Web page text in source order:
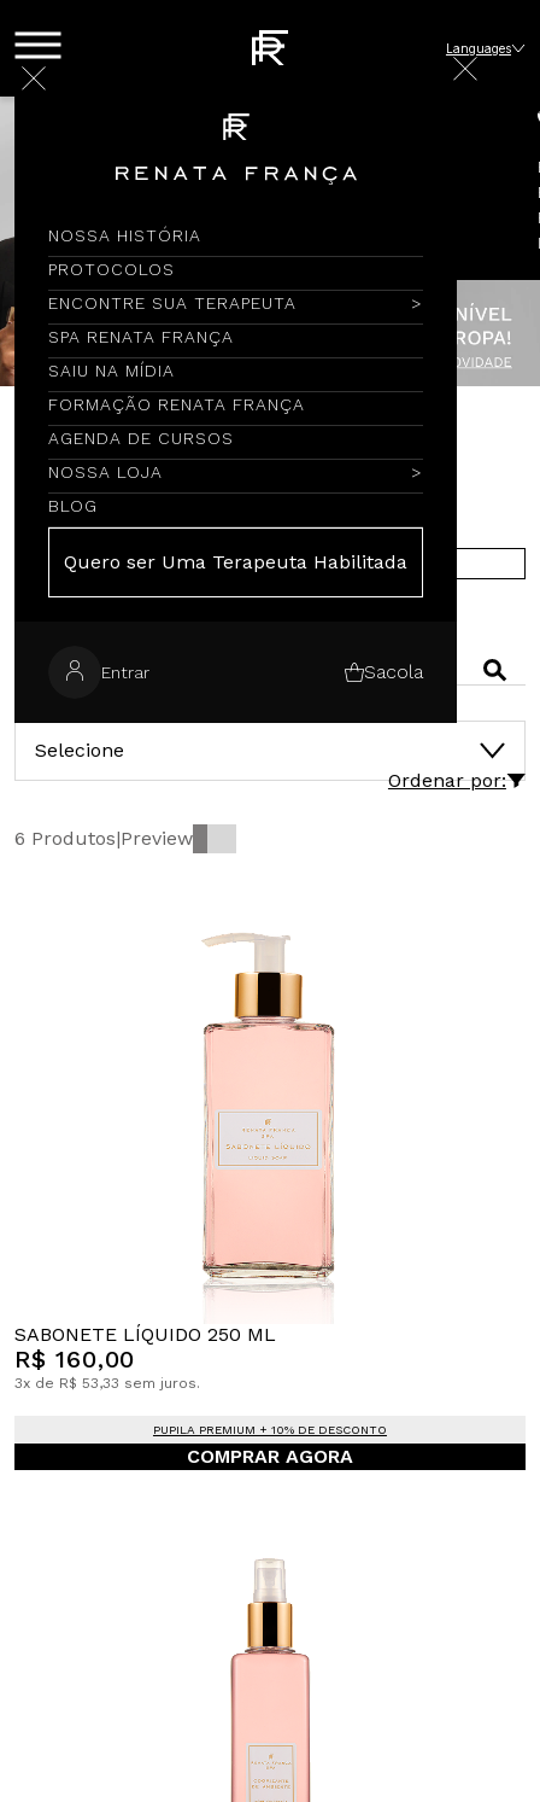
NOSSA HISTÓRIA
PROTOCOLOS
ENCONTRE SUA TERAPEUTA
SPA RENATA FRANÇA
SAIU NA MÍDIA
FORMAÇÃO RENATA FRANÇA
AGENDA DE CURSOS
NOSSA LOJA
BLOG
Quero ser Uma Terapeuta Habilitada
Entrar Sacola
Languages
Encontre por Nome
COMPRE NA EUROPA
Selecione
Ordenar por:
6 Produtos|Preview
SABONETE LÍQUIDO 250 ML
R$ 160,00
3x de R$ 53,33 sem juros.
PUPILA PREMIUM + 10% DE DESCONTO
COMPRAR AGORA